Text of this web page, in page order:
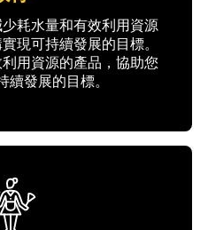
耗水量和有效利用資源
現可持續發展的目標。
用資源的產品，協助您
續發展的目標。